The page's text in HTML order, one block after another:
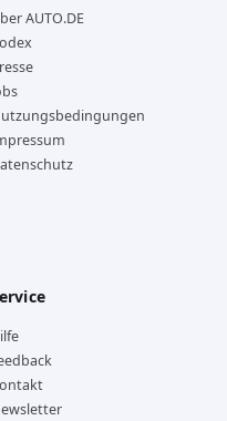
AUTO.DE